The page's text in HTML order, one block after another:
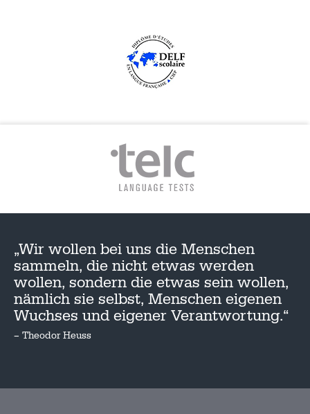
„Wir wollen bei uns die Menschen
sammeln, die nicht etwas werden
wollen, sondern die etwas sein wollen,
nämlich sie selbst, Menschen eigenen
Wuchses und eigener Verantwortung.“
– Theodor Heuss